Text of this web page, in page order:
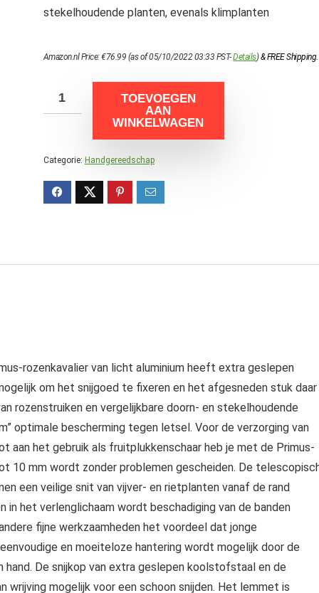
stekelhoudende planten, evenals klimplanten
Amazon.nl Price:€76.99 (as of 05/10/2022 03:33 PST-Details)&FREE Shipping.
TOEVOEGEN
AAN
WINKELWAGEN
Categorie: Handgereedschap
rozenkavalier van licht aluminium heeft extra geslepen
om het snijgoed te fixeren en het afgesneden stuk daar
rozenstruiken en vergelijkbare doorn- en stekelhoudende
optimale bescherming tegen letsel. Voor de verzorging van
aan het gebruik als fruitplukkenschaar heb je met de Primus-
10 mm wordt zonder problemen gescheiden. De
een veilige snit van vijver- en rietplanten vanaf de rand
het verlenglichaam wordt beschadiging van de banden
fijne werkzaamheden het voordeel dat jonge
en moeiteloze hantering wordt mogelijk door de
De snijkop van extra geslepen koolstofstaal en de
wrijving mogelijk voor een schoon snijden. Het lemmet is